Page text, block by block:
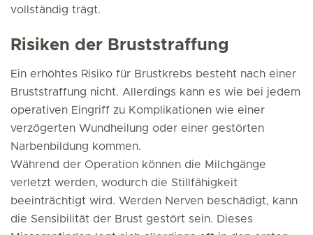
vollständig trägt.
Risiken der Bruststraffung
Ein erhöhtes Risiko für Brustkrebs besteht nach einer
Bruststraffung nicht. Allerdings kann es wie bei jedem
operativen Eingriff zu Komplikationen wie einer
verzögerten Wundheilung oder einer gestörten
Narbenbildung kommen.
Während der Operation können die Milchgänge
verletzt werden, wodurch die Stillfähigkeit
beeinträchtigt wird. Werden Nerven beschädigt, kann
die Sensibilität der Brust gestört sein. Dieses